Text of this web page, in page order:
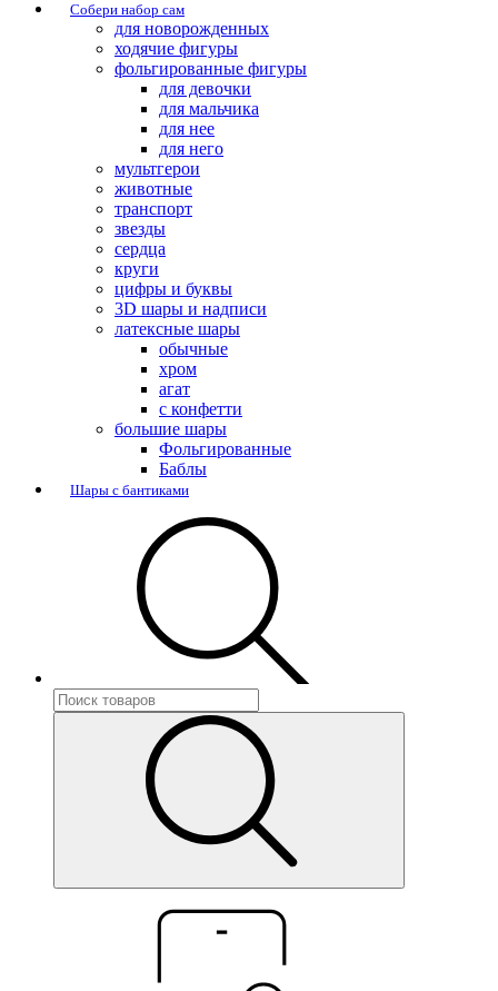
Собери набор сам
для новорожденных
ходячие фигуры
фольгированные фигуры
для девочки
для мальчика
для нее
для него
мультгерои
животные
транспорт
звезды
сердца
круги
цифры и буквы
3D шары и надписи
латексные шары
обычные
хром
агат
с конфетти
большие шары
Фольгированные
Баблы
Шары с бантиками